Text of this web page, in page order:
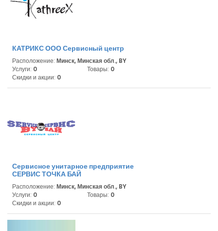
КАТРИКС ООО Сервисный центр
Расположение: Минск, Минская обл., BY
Услуги: 0 Товары: 0
Скидки и акции: 0
Сервисное унитарное предприятие
СЕРВИС ТОЧКА БАЙ
Расположение: Минск, Минская обл., BY
Услуги: 0 Товары: 0
Скидки и акции: 0